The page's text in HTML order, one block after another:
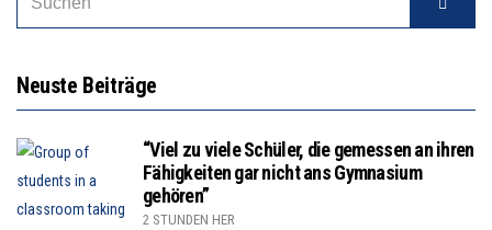
Neuste Beiträge
“Viel zu viele Schüler, die gemessen an ihren
Fähigkeiten gar nicht ans Gymnasium
gehören”
2 STUNDEN HER